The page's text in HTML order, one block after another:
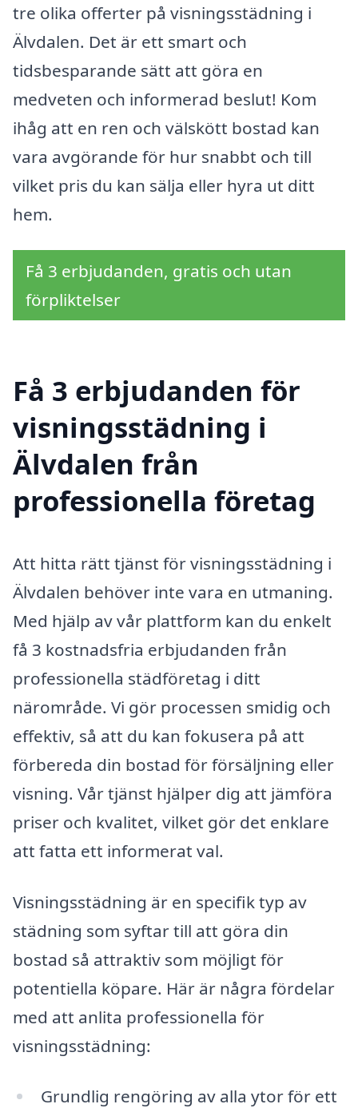
tre olika offerter på visningsstädning i
Älvdalen. Det är ett smart och
tidsbesparande sätt att göra en
medveten och informerad beslut! Kom
ihåg att en ren och välskött bostad kan
vara avgörande för hur snabbt och till
vilket pris du kan sälja eller hyra ut ditt
hem.
Få 3 erbjudanden, gratis och utan
förpliktelser
Få 3 erbjudanden för
visningsstädning i
Älvdalen från
professionella företag
Att hitta rätt tjänst för visningsstädning i
Älvdalen behöver inte vara en utmaning.
Med hjälp av vår plattform kan du enkelt
få 3 kostnadsfria erbjudanden från
professionella städföretag i ditt
närområde. Vi gör processen smidig och
effektiv, så att du kan fokusera på att
förbereda din bostad för försäljning eller
visning. Vår tjänst hjälper dig att jämföra
priser och kvalitet, vilket gör det enklare
att fatta ett informerat val.
Visningsstädning är en specifik typ av
städning som syftar till att göra din
bostad så attraktiv som möjligt för
potentiella köpare. Här är några fördelar
med att anlita professionella för
visningsstädning:
Grundlig rengöring av alla ytor för ett